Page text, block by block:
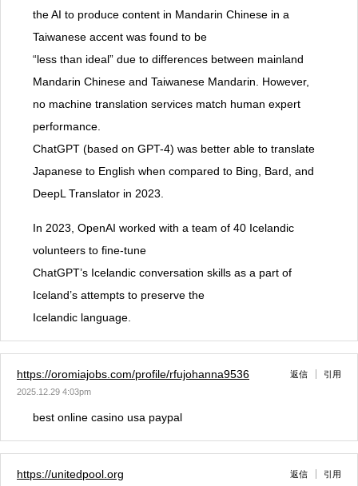
the AI to produce content in Mandarin Chinese in a
Taiwanese accent was found to be
“less than ideal” due to differences between mainland
Mandarin Chinese and Taiwanese Mandarin. However,
no machine translation services match human expert
performance.
ChatGPT (based on GPT-4) was better able to translate
Japanese to English when compared to Bing, Bard, and
DeepL Translator in 2023.
In 2023, OpenAI worked with a team of 40 Icelandic
volunteers to fine-tune
ChatGPT’s Icelandic conversation skills as a part of
Iceland’s attempts to preserve the
Icelandic language.
https://oromiajobs.com/profile/rfujohanna9536
2025.12.29 4:03pm
返信 引用
best online casino usa paypal
https://unitedpool.org 返信 引用